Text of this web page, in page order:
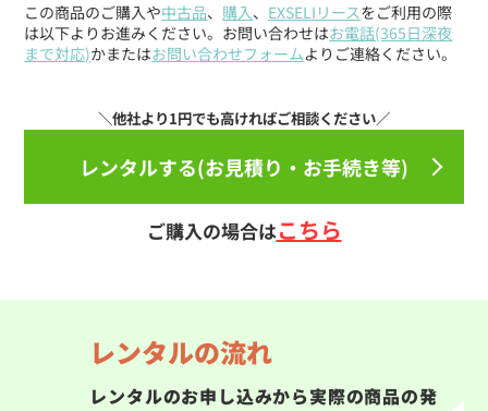
この商品のご購入や中古品、 購入、 EXSELIリースをご利用の際
は以下よりお進みください。お問い合わせはお電話(365日深夜
まで対応)かまたはお問い合わせフォームよりご連絡ください。
レンタルする(お見積り・お手続き等)
ご購入の場合はこちら
レンタルの流れ
レンタルのお申し込みから実際の商品の発